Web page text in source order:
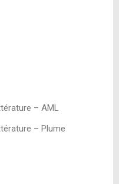
– AML
– Plume